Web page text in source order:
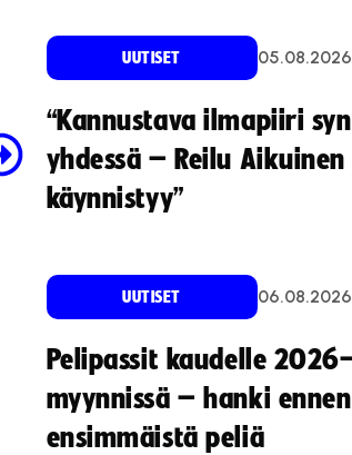
UUTISET 05.08.2026
“Kannustava ilmapiiri
yhdessä – Reilu
käynnistyy”
UUTISET 06.08.2026
Pelipassit kaudelle
myynnissä – hanki ennen
ensimmäistä peliä